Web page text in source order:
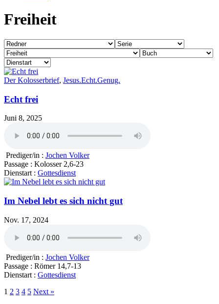
Freiheit
Der Kolosserbrief, Jesus.Echt.Genug.
Echt frei
Juni 8, 2025
Prediger/in : Jochen Volker
Passage : Kolosser 2,6-23
Dienstart : Gottesdienst
Im Nebel lebt es sich nicht gut
Nov. 17, 2024
Prediger/in : Jochen Volker
Passage : Römer 14,7-13
Dienstart : Gottesdienst
1 2 3 4 5 Next »